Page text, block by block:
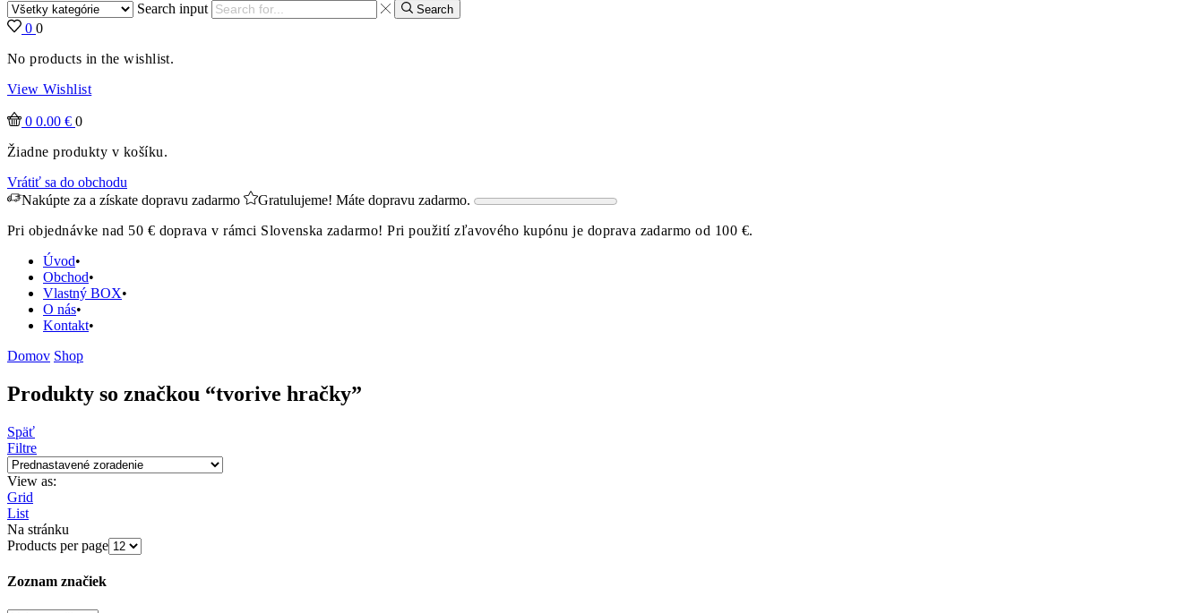
Search input Search
0 0
No products in the wishlist.
View Wishlist
0 0.00 € 0
Žiadne produkty v košíku.
Vrátiť sa do obchodu
Nakúpte za a získate dopravu zadarmo
Gratulujeme! Máte dopravu zadarmo.
Pri objednávke nad 50 € doprava v rámci Slovenska zadarmo! Pri použití zľavového kupónu je doprava zadarmo od 100 €.
Úvod
Obchod
Vlastný BOX
O nás
Kontakt
Domov Shop
Produkty so značkou “tvorive hračky”
Späť
Filtre
View as:
Grid
List
Na stránku
Products per page
Zoznam značiek